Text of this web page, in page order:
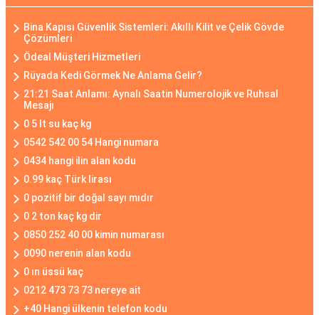
Bina Kapısı Güvenlik Sistemleri: Akıllı Kilit ve Çelik Gövde
Çözümleri
Ödeal Müşteri Hizmetleri
Rüyada Kedi Görmek Ne Anlama Gelir?
21:21 Saat Anlamı: Aynalı Saatin Numerolojik ve Ruhsal
Mesajı
0 5 lt su kaç kg
0542 542 00 54 Hangi numara
0434 hangi ilin alan kodu
0.99 kaç Türk lirası
0 pozitif bir doğal sayı mıdır
0 2 ton kaç kg dir
0850 252 40 00 kimin numarası
0090 nerenin alan kodu
0 ın üssü kaç
0212 473 73 73 nereye ait
+40 Hangi ülkenin telefon kodu